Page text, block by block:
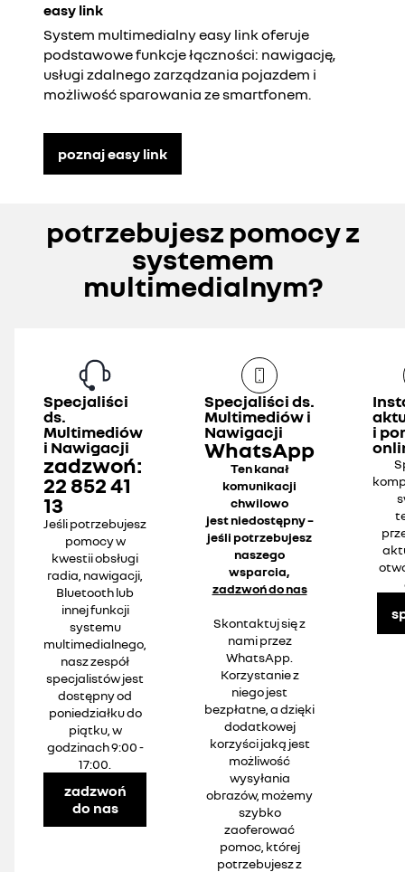
easy link
System multimedialny easy link oferuje
podstawowe funkcje łączności: nawigację,
usługi zdalnego zarządzania pojazdem i
możliwość sparowania ze smartfonem.
poznaj easy link
potrzebujesz pomocy z
systemem
multimedialnym?
Specjaliści
ds.
Multimediów
i Nawigacji
zadzwoń:
22 852 41
13
Jeśli potrzebujesz
pomocy w
kwestii obsługi
radia, nawigacji,
Bluetooth lub
innej funkcji
systemu
multimedialnego,
nasz zespół
specjalistów jest
dostępny od
poniedziałku do
piątku, w
godzinach 9:00 -
17:00.
zadzwoń
do nas
Specjaliści ds.
Multimediów i
Nawigacji
WhatsApp
Ten kanał
komunikacji
chwilowo
jest niedostępny –
jeśli potrzebujesz
naszego
wsparcia,
zadzwoń do nas
Skontaktuj się z
nami przez
WhatsApp.
Korzystanie z
niego jest
bezpłatne, a dzięki
dodatkowej
korzyści jaką jest
możliwość
wysyłania
obrazów, możemy
szybko
zaoferować
pomoc, której
potrzebujesz z
i